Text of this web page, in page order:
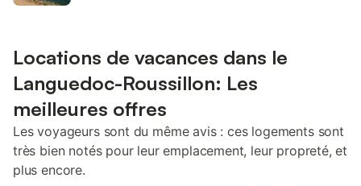
Locations de vacances dans le
Languedoc-Roussillon: Les
meilleures offres
Les voyageurs sont du même avis : ces logements sont
très bien notés pour leur emplacement, leur propreté, et
plus encore.